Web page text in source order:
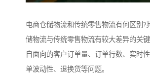
电商仓储物流和传统零售物流有何区别?
储物流与传统零售物流有较大差异的关
自面向的客户订单量、订单行数、实时
单波动性、退换货等问题。